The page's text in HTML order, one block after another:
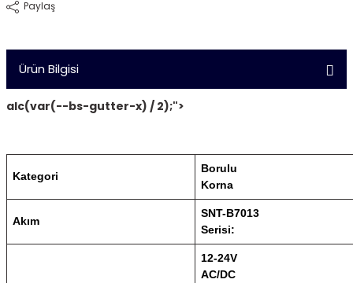
Paylaş
Ürün Bilgisi
alc(var(--bs-gutter-x) / 2);">
Kategori
Borulu
Korna
Akım
SNT-B7013
Serisi:
12-24V
AC/DC